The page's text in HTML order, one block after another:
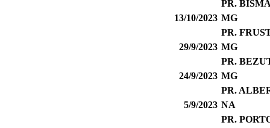
PR.
13/10/2023 MG
PR.
29/9/2023 MG
PR.
24/9/2023 MG
PR.
5/9/2023 NA
PR.